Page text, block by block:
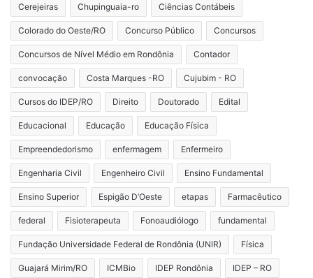
Cerejeiras Chupinguaia-ro Ciências Contábeis
Colorado do Oeste/RO Concurso Público Concursos
Concursos de Nível Médio em Rondônia Contador
convocação Costa Marques -RO Cujubim - RO
Cursos do IDEP/RO Direito Doutorado Edital
Educacional Educação Educação Física
Empreendedorismo enfermagem Enfermeiro
Engenharia Civil Engenheiro Civil Ensino Fundamental
Ensino Superior Espigão D’Oeste etapas Farmacêutico
federal Fisioterapeuta Fonoaudiólogo fundamental
Fundação Universidade Federal de Rondônia (UNIR) Física
Guajará Mirim/RO ICMBio IDEP Rondônia IDEP – RO